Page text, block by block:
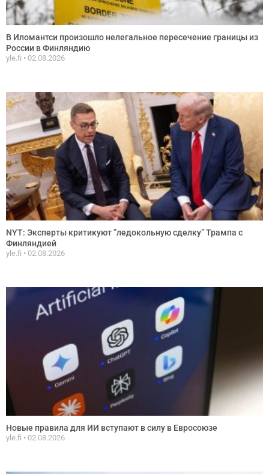
В Иломантси произошло нелегальное пересечение границы из
России в Финляндию
yle.fi 02.08.2026
NYT: Эксперты критикуют ”ледокольную сделку” Трампа с
Финляндией
yle.fi 02.08.2026
Новые правила для ИИ вступают в силу в Евросоюзе
yle.fi 02.08.2026